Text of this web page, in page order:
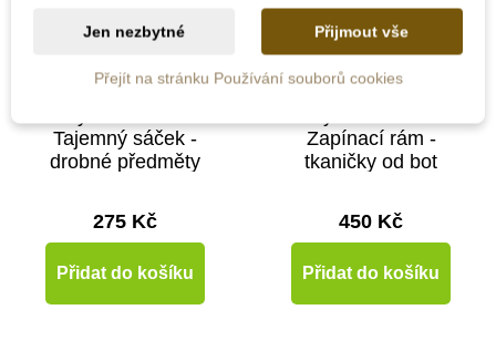
Skladem
Tajemný sáček -
drobné předměty
275 Kč
Přidat do košíku
Skladem
Zapínací rám -
tkaničky od bot
450 Kč
Přidat do košíku
Jen nezbytné Přijmout vše
Přejít na stránku Používání souborů cookies